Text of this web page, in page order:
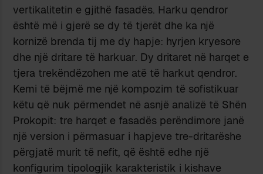
vertikalitetin e gjithë fasadës. Harku qendror
është më i gjerë se dy të tjerët dhe ka një
kornizë brenda tij me dy hapje: hyrjen kryesore
dhe një dritare të harkuar. Dy dritaret në harqet e
tjera trekëndëzohen me atë të harkut qendror.
Kemi të bëjmë me një kompozim të sofistikuar
këtu që nuk përmendet në asnjë analizë të Shën
Prokopit: tre harqet e fasadës perëndimore janë
një version i përmasuar i hapjeve tre-dritarëshe
përgjatë murit të nefit, që është edhe një
konfigurim tipologjik karakteristik i kishave